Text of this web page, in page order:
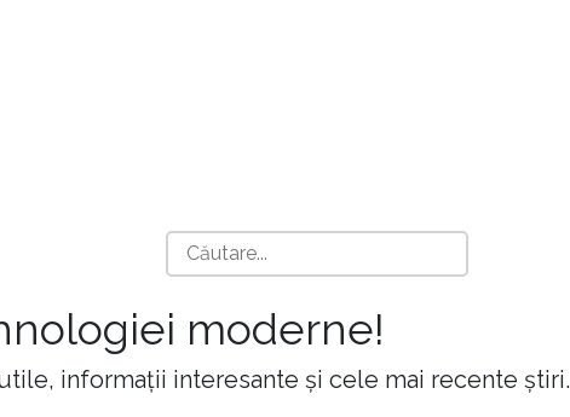
moderne!
informații interesante și cele mai recente știri.